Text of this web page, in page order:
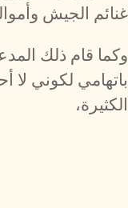
غنائم الجيش
وكما قام ذلك
باتهامي لكوني
الكثيرة،